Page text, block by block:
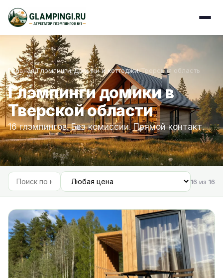
Главная/Глэмпинги/Домики и коттеджи/Тверская область
Глэмпинги домики в
Тверской области
16 глэмпингов. Без комиссии. Прямой контакт.
16 из 16